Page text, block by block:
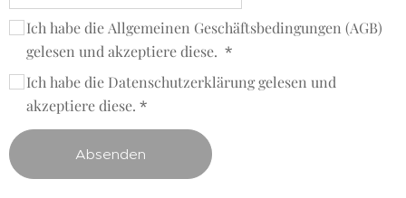
Ich habe die Allgemeinen Geschäftsbedingungen (AGB)
gelesen und akzeptiere diese.
Ich habe die Datenschutzerklärung gelesen und
akzeptiere diese.
Absenden